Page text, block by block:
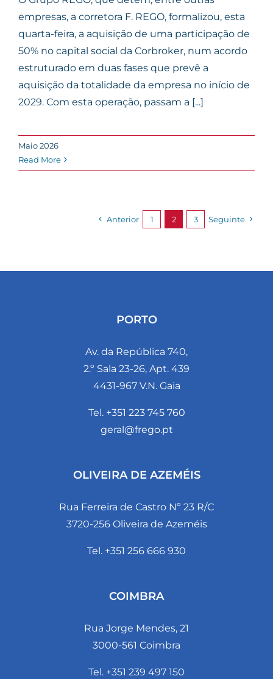
empresas, a corretora F. REGO, formalizou, esta
quarta-feira, a aquisição de uma participação de
50% no capital social da Corbroker, num acordo
estruturado em duas fases que prevê a
aquisição da totalidade da empresa no início de
2029. Com esta operação, passam a [...]
Maio 2026
Read More
Anterior 1 2 3 Seguinte
PORTO
Av. da República 740,
2.º Sala 23-26, Apt. 439
4431-967 V.N. Gaia
Tel. +351 223 745 760
geral@frego.pt
OLIVEIRA DE AZEMÉIS
Rua Ferreira de Castro Nº 23 R/C
3720-256 Oliveira de Azeméis
Tel. +351 256 666 930
COIMBRA
Rua Jorge Mendes, 21
3000-561 Coimbra
Tel. +351 239 497 150